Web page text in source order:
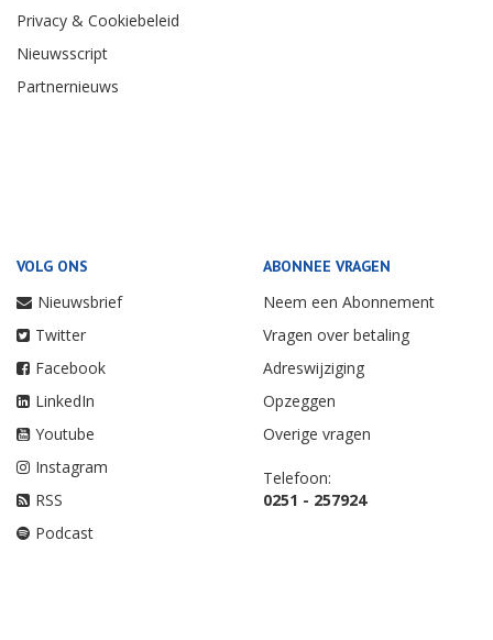
Privacy & Cookiebeleid
Nieuwsscript
Partnernieuws
VOLG ONS
Nieuwsbrief
Twitter
Facebook
LinkedIn
Youtube
Instagram
RSS
Podcast
ABONNEE VRAGEN
Neem een Abonnement
Vragen over betaling
Adreswijziging
Opzeggen
Overige vragen
Telefoon:
0251 - 257924